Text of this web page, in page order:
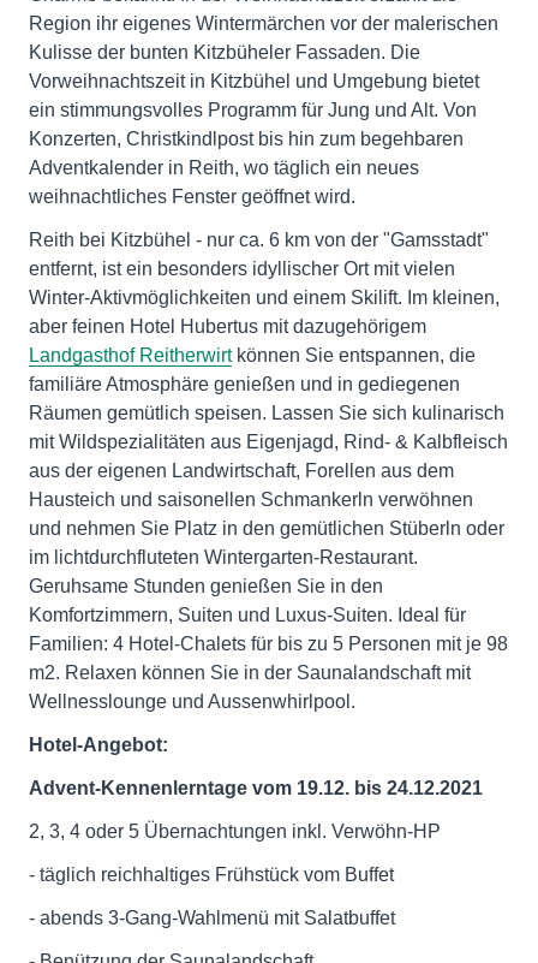
Region ihr eigenes Wintermärchen vor der malerischen
Kulisse der bunten Kitzbüheler Fassaden. Die
Vorweihnachtszeit in Kitzbühel und Umgebung bietet
ein stimmungsvolles Programm für Jung und Alt. Von
Konzerten, Christkindlpost bis hin zum begehbaren
Adventkalender in Reith, wo täglich ein neues
weihnachtliches Fenster geöffnet wird.
Reith bei Kitzbühel - nur ca. 6 km von der "Gamsstadt"
entfernt, ist ein besonders idyllischer Ort mit vielen
Winter-Aktivmöglichkeiten und einem Skilift. Im kleinen,
aber feinen Hotel Hubertus mit dazugehörigem
Landgasthof Reitherwirtkönnen Sie entspannen, die
familiäre Atmosphäre genießen und in gediegenen
Räumen gemütlich speisen. Lassen Sie sich kulinarisch
mit Wildspezialitäten aus Eigenjagd, Rind- & Kalbfleisch
aus der eigenen Landwirtschaft, Forellen aus dem
Hausteich und saisonellen Schmankerln verwöhnen
und nehmen Sie Platz in den gemütlichen Stüberln oder
im lichtdurchfluteten Wintergarten-Restaurant.
Geruhsame Stunden genießen Sie in den
Komfortzimmern, Suiten und Luxus-Suiten. Ideal für
Familien: 4 Hotel-Chalets für bis zu 5 Personen mit je 98
m2. Relaxen können Sie in der Saunalandschaft mit
Wellnesslounge und Aussenwhirlpool.
Hotel-Angebot:
Advent-Kennenlerntage vom 19.12. bis 24.12.2021
2, 3, 4 oder 5 Übernachtungen inkl. Verwöhn-HP
- täglich reichhaltiges Frühstück vom Buffet
- abends 3-Gang-Wahlmenü mit Salatbuffet